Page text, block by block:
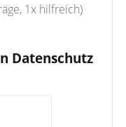
1x hilfreich)
Datenschutz